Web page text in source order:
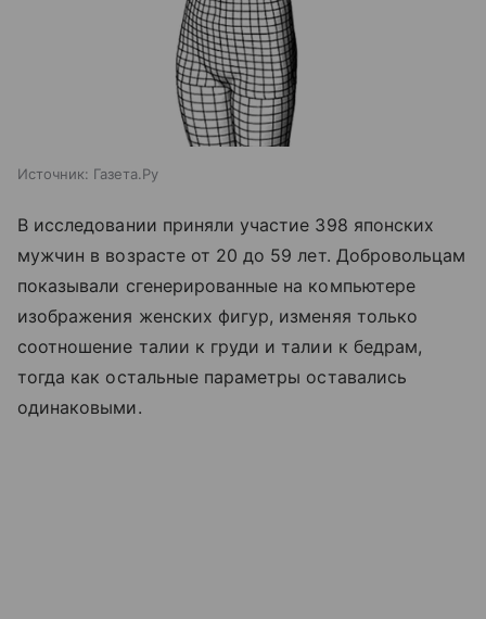
Источник: Газета.Ру
В исследовании приняли участие 398 японских
мужчин в возрасте от 20 до 59 лет. Добровольцам
показывали сгенерированные на компьютере
изображения женских фигур, изменяя только
соотношение талии к груди и талии к бедрам,
тогда как остальные параметры оставались
одинаковыми.